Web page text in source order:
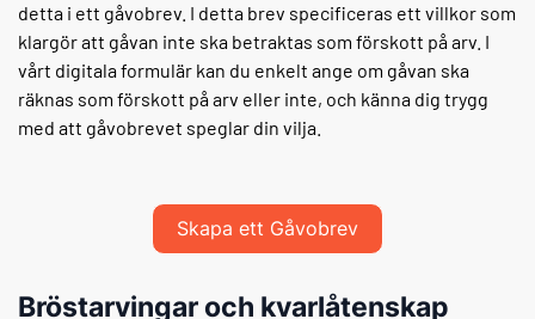
detta i ett gåvobrev. I detta brev specificeras ett villkor som
klargör att gåvan inte ska betraktas som förskott på arv. I
vårt digitala formulär kan du enkelt ange om gåvan ska
räknas som förskott på arv eller inte, och känna dig trygg
med att gåvobrevet speglar din vilja.
Skapa ett Gåvobrev
Bröstarvingar och kvarlåtenskap